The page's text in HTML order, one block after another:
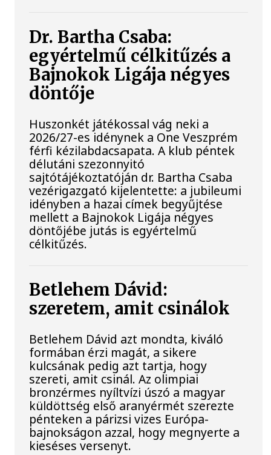
Dr. Bartha Csaba:
egyértelmű célkitűzés a
Bajnokok Ligája négyes
döntője
Huszonkét játékossal vág neki a
2026/27-es idénynek a One Veszprém
férfi kézilabdacsapata. A klub péntek
délutáni szezonnyitó
sajtótájékoztatóján dr. Bartha Csaba
vezérigazgató kijelentette: a jubileumi
idényben a hazai címek begyűjtése
mellett a Bajnokok Ligája négyes
döntőjébe jutás is egyértelmű
célkitűzés.
Betlehem Dávid:
szeretem, amit csinálok
Betlehem Dávid azt mondta, kiváló
formában érzi magát, a sikere
kulcsának pedig azt tartja, hogy
szereti, amit csinál. Az olimpiai
bronzérmes nyíltvízi úszó a magyar
küldöttség első aranyérmét szerezte
pénteken a párizsi vizes Európa-
bajnokságon azzal, hogy megnyerte a
kieséses versenyt.